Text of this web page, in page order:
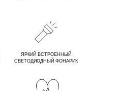
ЯРКИЙ ВСТРОЕННЫЙ
СВЕТОДИОДНЫЙ ФОНАРИК